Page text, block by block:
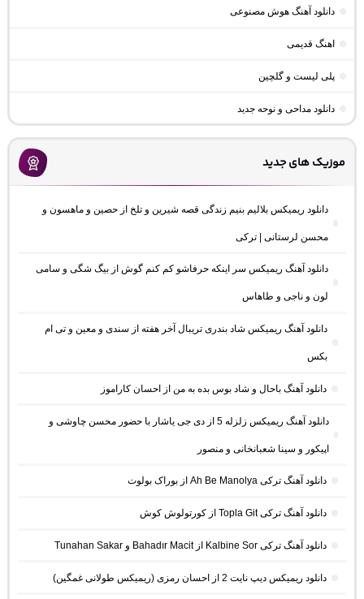
دانلود آهنگ هوش مصنوعی
اهنگ قدیمی
پلی لیست و گلچین
دانلود مداحی و نوحه جدید
موزیک های جدید
دانلود ریمیکس بلالیم بنیم زندگی قصه شیرین و تلخ از حصین و ماهسون و
محسن لرستانی | ترکی
دانلود آهنگ ریمیکس سر اینکه حرفاشو کم کنم گوش از بیگ شگی و سامی
لون و ناجی و طاهاس
دانلود آهنگ ریمیکس شاد بندری تریبال آخر هفته از سندی و معین و تی ام
بکس
دانلود آهنگ باحال و شاد بوس بده به من از احسان کاراموز
دانلود آهنگ ریمیکس زلزله 5 از دی جی یاشار با حضور محسن چاوشی و
اپیکور و سینا شعبانخانی و منصور
دانلود آهنگ ترکی Ah Be Manolya از بوراک بولوت
دانلود آهنگ ترکی Topla Git از کورتولوش کوش
دانلود آهنگ ترکی Kalbine Sor از Bahadır Macit و Tunahan Sakar
دانلود ریمیکس دیپ نایت 2 از احسان رمزی (ریمیکس طولانی غمگین)